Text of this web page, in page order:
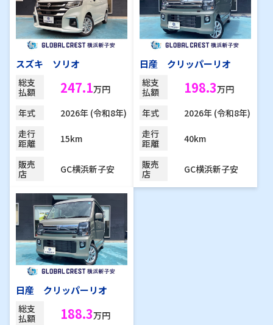
スズキ ソリオ
総支
払額
247.1万円
年式
2026年 (令和8年)
走行
距離
15km
販売
店
GC横浜新子安
日産 クリッパーリオ
総支
払額
198.3万円
年式
2026年 (令和8年)
走行
距離
40km
販売
店
GC横浜新子安
日産 クリッパーリオ
総支
払額
188.3万円